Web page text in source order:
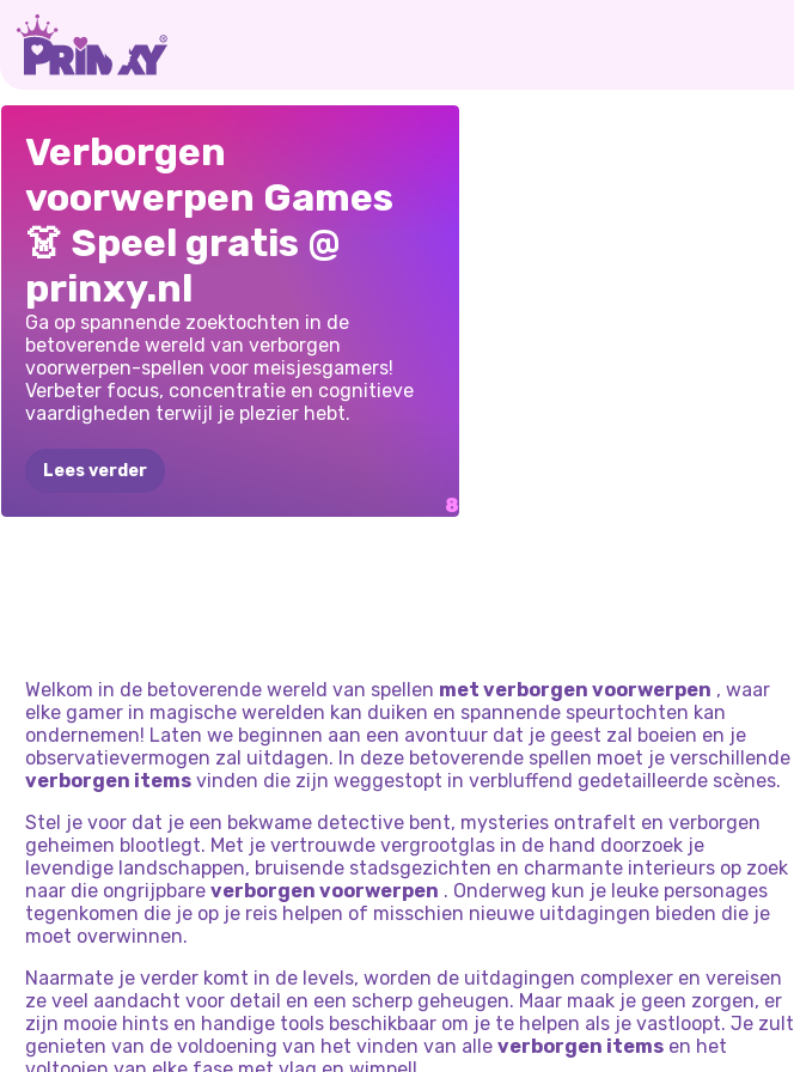
VIND
HET
STUKJE
MIJN
HOTEL
KERSTLAND
Verborgen
voorwerpen Games
👗 Speel gratis @
prinxy.nl
Ga op spannende zoektochten in de
betoverende wereld van verborgen
voorwerpen-spellen voor meisjesgamers!
Verbeter focus, concentratie en cognitieve
vaardigheden terwijl je plezier hebt.
Lees verder
Welkom in de betoverende wereld van spellen met verborgen voorwerpen , waar
elke gamer in magische werelden kan duiken en spannende speurtochten kan
ondernemen! Laten we beginnen aan een avontuur dat je geest zal boeien en je
observatievermogen zal uitdagen. In deze betoverende spellen moet je verschillende
verborgen items vinden die zijn weggestopt in verbluffend gedetailleerde scènes.
Stel je voor dat je een bekwame detective bent, mysteries ontrafelt en verborgen
geheimen blootlegt. Met je vertrouwde vergrootglas in de hand doorzoek je
levendige landschappen, bruisende stadsgezichten en charmante interieurs op zoek
naar die ongrijpbare verborgen voorwerpen . Onderweg kun je leuke personages
tegenkomen die je op je reis helpen of misschien nieuwe uitdagingen bieden die je
moet overwinnen.
Naarmate je verder komt in de levels, worden de uitdagingen complexer en vereisen
ze veel aandacht voor detail en een scherp geheugen. Maar maak je geen zorgen, er
zijn mooie hints en handige tools beschikbaar om je te helpen als je vastloopt. Je zult
genieten van de voldoening van het vinden van alle verborgen items en het